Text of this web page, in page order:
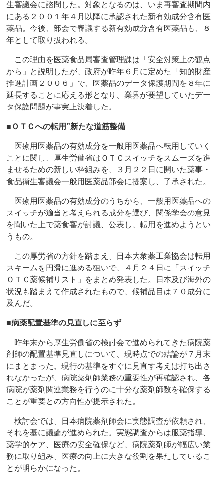
生審議会に諮問した。対象となるのは、いま再審査期間内
にある２００１年４月以降に承認された新有効成分含有医
薬品。今後、部会で審議する新有効成分含有医薬品も、８
年として取り扱われる。
この理由を医薬食品局審査管理課は「安全対策上の観点
から」と説明したが、政府が昨年６月に定めた「知的財産
推進計画２００６」で、医薬品のデータ保護期間を８年に
延長することに応える形となり、業界が要望していたデー
タ保護問題が事実上決着した。
■ＯＴＣへの転用”新たな道筋整備
医療用医薬品の有効成分を一般用医薬品へ転用していく
ことに関し、厚生労働省はＯＴＣスイッチをスムーズを進
ませるための新しい枠組みを、３月２２日に開いた薬事・
食品衛生審議会一般用医薬品部会に提案し、了承された。
医療用医薬品の有効成分のうちから、一般用医薬品への
スイッチが適当と考えられる成分を選び、関係学会の意見
を聞いた上で薬食審が討議、公表し、転用を進めようとい
うもの。
この厚労省の方針を踏まえ、日本大衆薬工業協会は転用
スキームを円滑に進める狙いで、４月２４日に「スイッチ
ＯＴＣ薬候補リスト」をまとめ発表した。日本及び海外の
状況も踏まえて作成されたもので、候補品目は７０成分に
及んだ。
■病薬配置基準の見直しに至らず
昨年末から厚生労働省の検討会で進められてきた病院薬
剤師の配置基準見直しについて、現時点での結論が７月末
にまとまった。現行の基準をすぐに見直す考えは打ち出さ
れなかったが、病院薬剤師業務の重要性が再確認され、各
病院が薬剤関連業務を行うのに十分な薬剤師数を確保する
ことが重要との方向性が提示された。
検討会では、日本病院薬剤師会に実態調査が依頼され、
それを基に議論が進められた。実態調査からは服薬指導、
薬学的ケア、医療の安全確保など、病院薬剤師が幅広い業
務に取り組み、医療の向上に大きな役割を果たしているこ
とが明らかになった。